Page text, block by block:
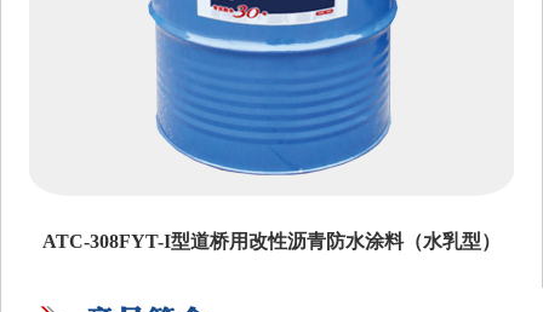
ATC-308FYT-I型道桥用改性沥青防水涂料（水乳型）